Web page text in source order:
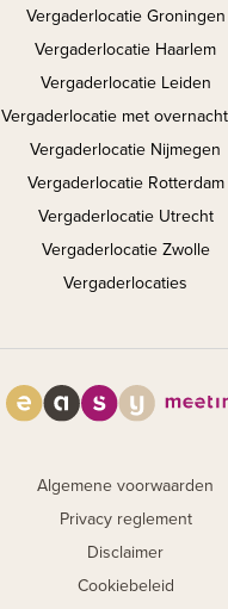
Vergaderlocatie Groningen
Vergaderlocatie Haarlem
Vergaderlocatie Leiden
Vergaderlocatie met
Vergaderlocatie Nijmegen
Vergaderlocatie Rotterdam
Vergaderlocatie Utrecht
Vergaderlocatie Zwolle
Vergaderlocaties
Algemene voorwaarden
Privacy reglement
Disclaimer
Cookiebeleid